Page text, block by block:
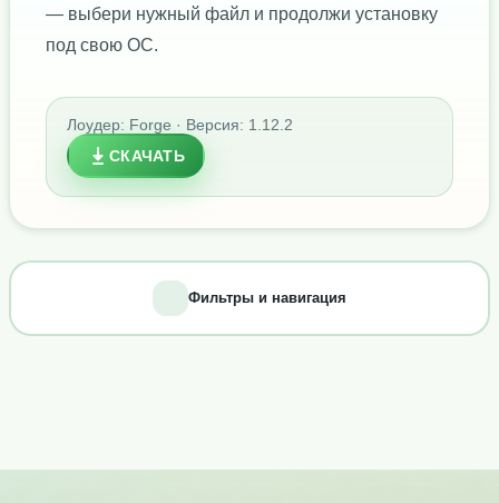
— выбери нужный файл и продолжи установку
под свою ОС.
Лоудер: Forge · Версия: 1.12.2
СКАЧАТЬ
Фильтры и навигация